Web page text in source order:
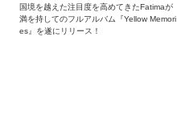
国境を越えた注目度を高めてきたFatimaが
満を持してのフルアルバム『Yellow Memori
es』を遂にリリース！